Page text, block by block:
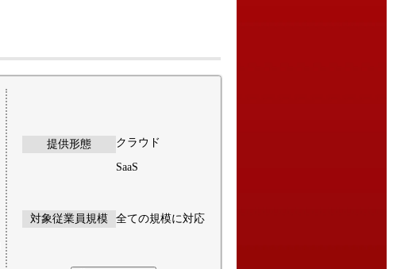
提供形態 クラウド
SaaS
対象従業員規模 全ての規模に対応